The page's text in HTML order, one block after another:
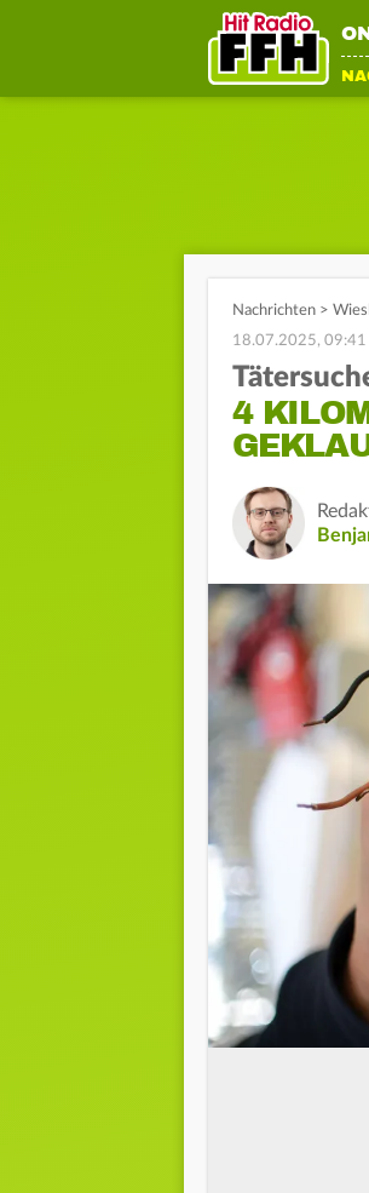
Nachrichten >
18.07.2025, 09:41
4